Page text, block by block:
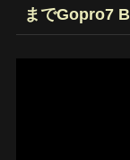
までGopro7